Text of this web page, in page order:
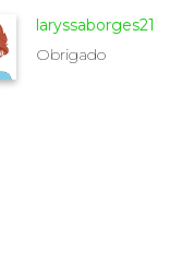
laryssaborges21
Obrigado